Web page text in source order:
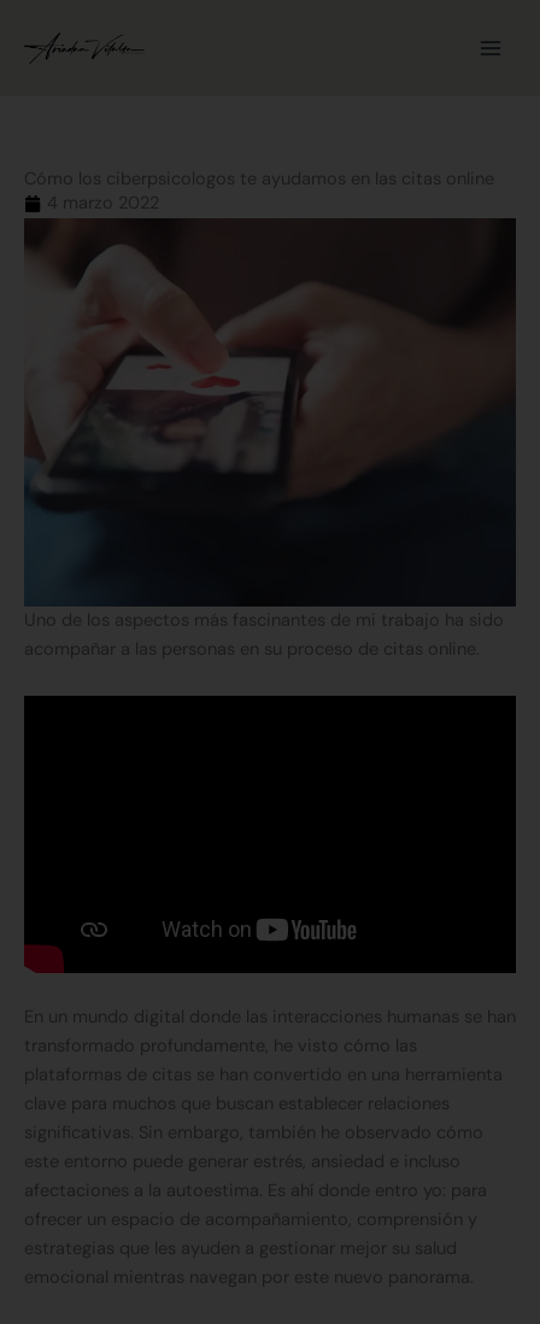
contenido
Cómo los ciberpsicologos te ayudamos en las citas online
4 marzo 2022
Uno de los aspectos más fascinantes de mi trabajo ha sido
acompañar a las personas en su proceso de citas online.
En un mundo digital donde las interacciones humanas se han
transformado profundamente, he visto cómo las
plataformas de citas se han convertido en una herramienta
clave para muchos que buscan establecer relaciones
significativas. Sin embargo, también he observado cómo
este entorno puede generar estrés, ansiedad e incluso
afectaciones a la autoestima. Es ahí donde entro yo: para
ofrecer un espacio de acompañamiento, comprensión y
estrategias que les ayuden a gestionar mejor su salud
emocional mientras navegan por este nuevo panorama.